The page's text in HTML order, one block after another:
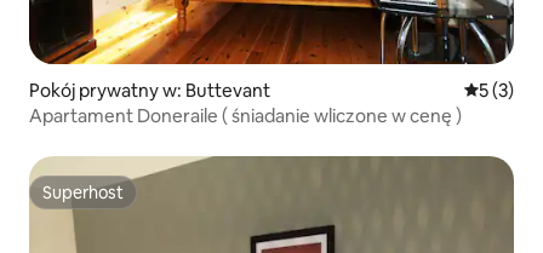
Pokój prywatny w: Buttevant Średnia
5 (3)
Apartament Doneraile ( śniadanie wliczone w cenę )
Superhost
Superhost